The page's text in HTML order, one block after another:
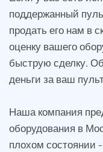
поддержанный
продать его нам в
оценку вашего
быструю сделку.
деньги за ваш
Наша компания
оборудования в
плохом состоянии